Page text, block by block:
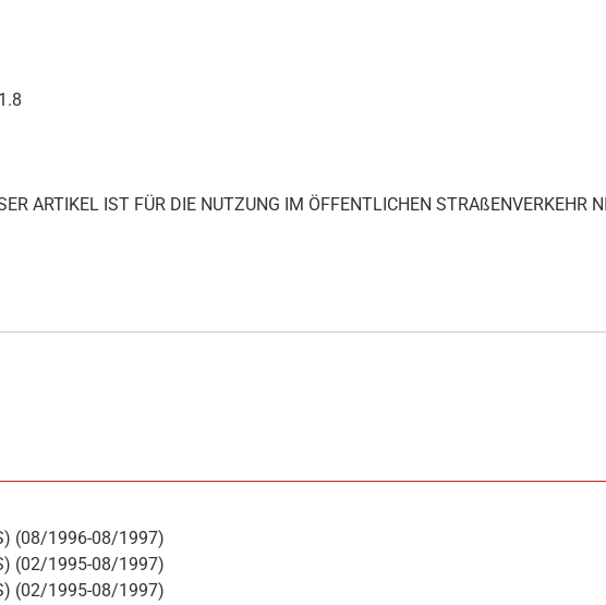
ARTIKEL IST FÜR DIE NUTZUNG IM ÖFFENTLICHEN STRAßENVERKEHR
(08/1996-08/1997)
(02/1995-08/1997)
(02/1995-08/1997)